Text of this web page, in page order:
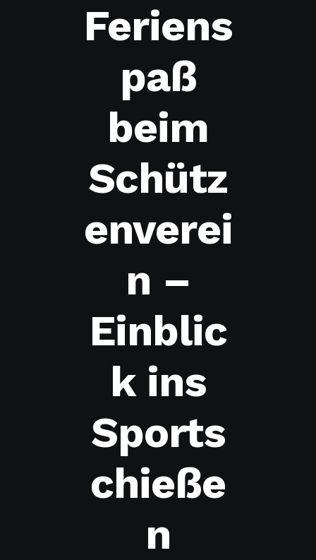
Feriens
paß
beim
Schütz
enverei
n –
Einblic
k ins
Sports
chieße
n